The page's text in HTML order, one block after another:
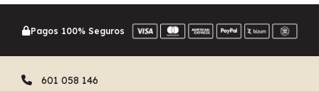
Pagos 100% Seguros
601 058 146